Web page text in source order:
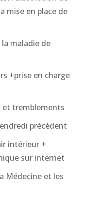
mise en place de
maladie de
+prise en charge
et tremblements
précédent
intérieur +
sur internet
Médecine et les